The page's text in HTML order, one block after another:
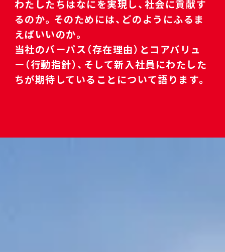
わたしたちはなにを実現し、社会に貢献す
るのか。そのためには、どのようにふるま
えばいいのか。
当社のパーパス（存在理由）とコアバリュ
ー（行動指針）、そして新入社員にわたした
ちが期待していることについて語ります。